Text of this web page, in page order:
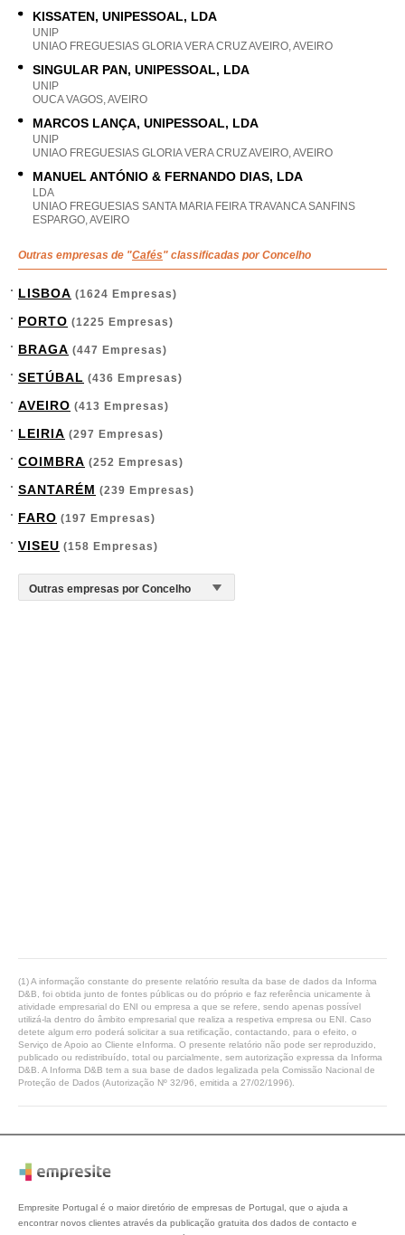
KISSATEN, UNIPESSOAL, LDA
UNIP
UNIAO FREGUESIAS GLORIA VERA CRUZ AVEIRO, AVEIRO
SINGULAR PAN, UNIPESSOAL, LDA
UNIP
OUCA VAGOS, AVEIRO
MARCOS LANÇA, UNIPESSOAL, LDA
UNIP
UNIAO FREGUESIAS GLORIA VERA CRUZ AVEIRO, AVEIRO
MANUEL ANTÓNIO & FERNANDO DIAS, LDA
LDA
UNIAO FREGUESIAS SANTA MARIA FEIRA TRAVANCA SANFINS
ESPARGO, AVEIRO
Outras empresas de "Cafés" classificadas por Concelho
LISBOA (1624 Empresas)
PORTO (1225 Empresas)
BRAGA (447 Empresas)
SETÚBAL (436 Empresas)
AVEIRO (413 Empresas)
LEIRIA (297 Empresas)
COIMBRA (252 Empresas)
SANTARÉM (239 Empresas)
FARO (197 Empresas)
VISEU (158 Empresas)
(1) A informação constante do presente relatório resulta da base de dados da Informa
D&B, foi obtida junto de fontes públicas ou do próprio e faz referência unicamente à
atividade empresarial do ENI ou empresa a que se refere, sendo apenas possível
utilizá-la dentro do âmbito empresarial que realiza a respetiva empresa ou ENI. Caso
detete algum erro poderá solicitar a sua retificação, contactando, para o efeito, o
Serviço de Apoio ao Cliente eInforma. O presente relatório não pode ser reproduzido,
publicado ou redistribuído, total ou parcialmente, sem autorização expressa da Informa
D&B. A Informa D&B tem a sua base de dados legalizada pela Comissão Nacional de
Proteção de Dados (Autorização Nº 32/96, emitida a 27/02/1996).
Empresite Portugal é o maior diretório de empresas de Portugal, que o ajuda a
encontrar novos clientes através da publicação gratuita dos dados de contacto e